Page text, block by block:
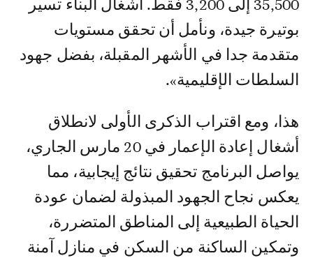
35,500 إلى 3,200 فقط. أشغال البناء تسير
بوتيرة جيدة، ونأمل أن تحقق مستويات
متقدمة جدا في الأشهر المقبلة، بفضل جهود
السلطات الإقليمية».
هذا، ومع اقتراب الذكرى الأولى لانطلاق
أشغال إعادة الإعمار في 20 مارس الجاري،
يواصل البرنامج تحقيق نتائج إيجابية، مما
يعكس نجاح الجهود المبذولة لضمان عودة
الحياة الطبيعية إلى المناطق المتضررة،
وتمكين الساكنة من السكن في منازل آمنة